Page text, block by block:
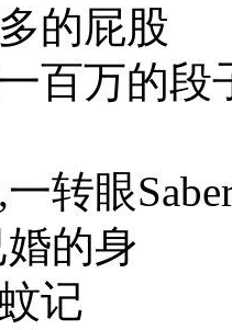
的屁股
百万的
转眼
的身
记